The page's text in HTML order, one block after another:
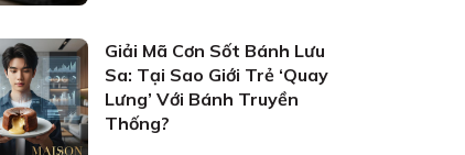
Giải Mã Cơn Sốt Bánh Lưu
Sa: Tại Sao Giới Trẻ ‘Quay
Lưng’ Với Bánh Truyền
Thống?